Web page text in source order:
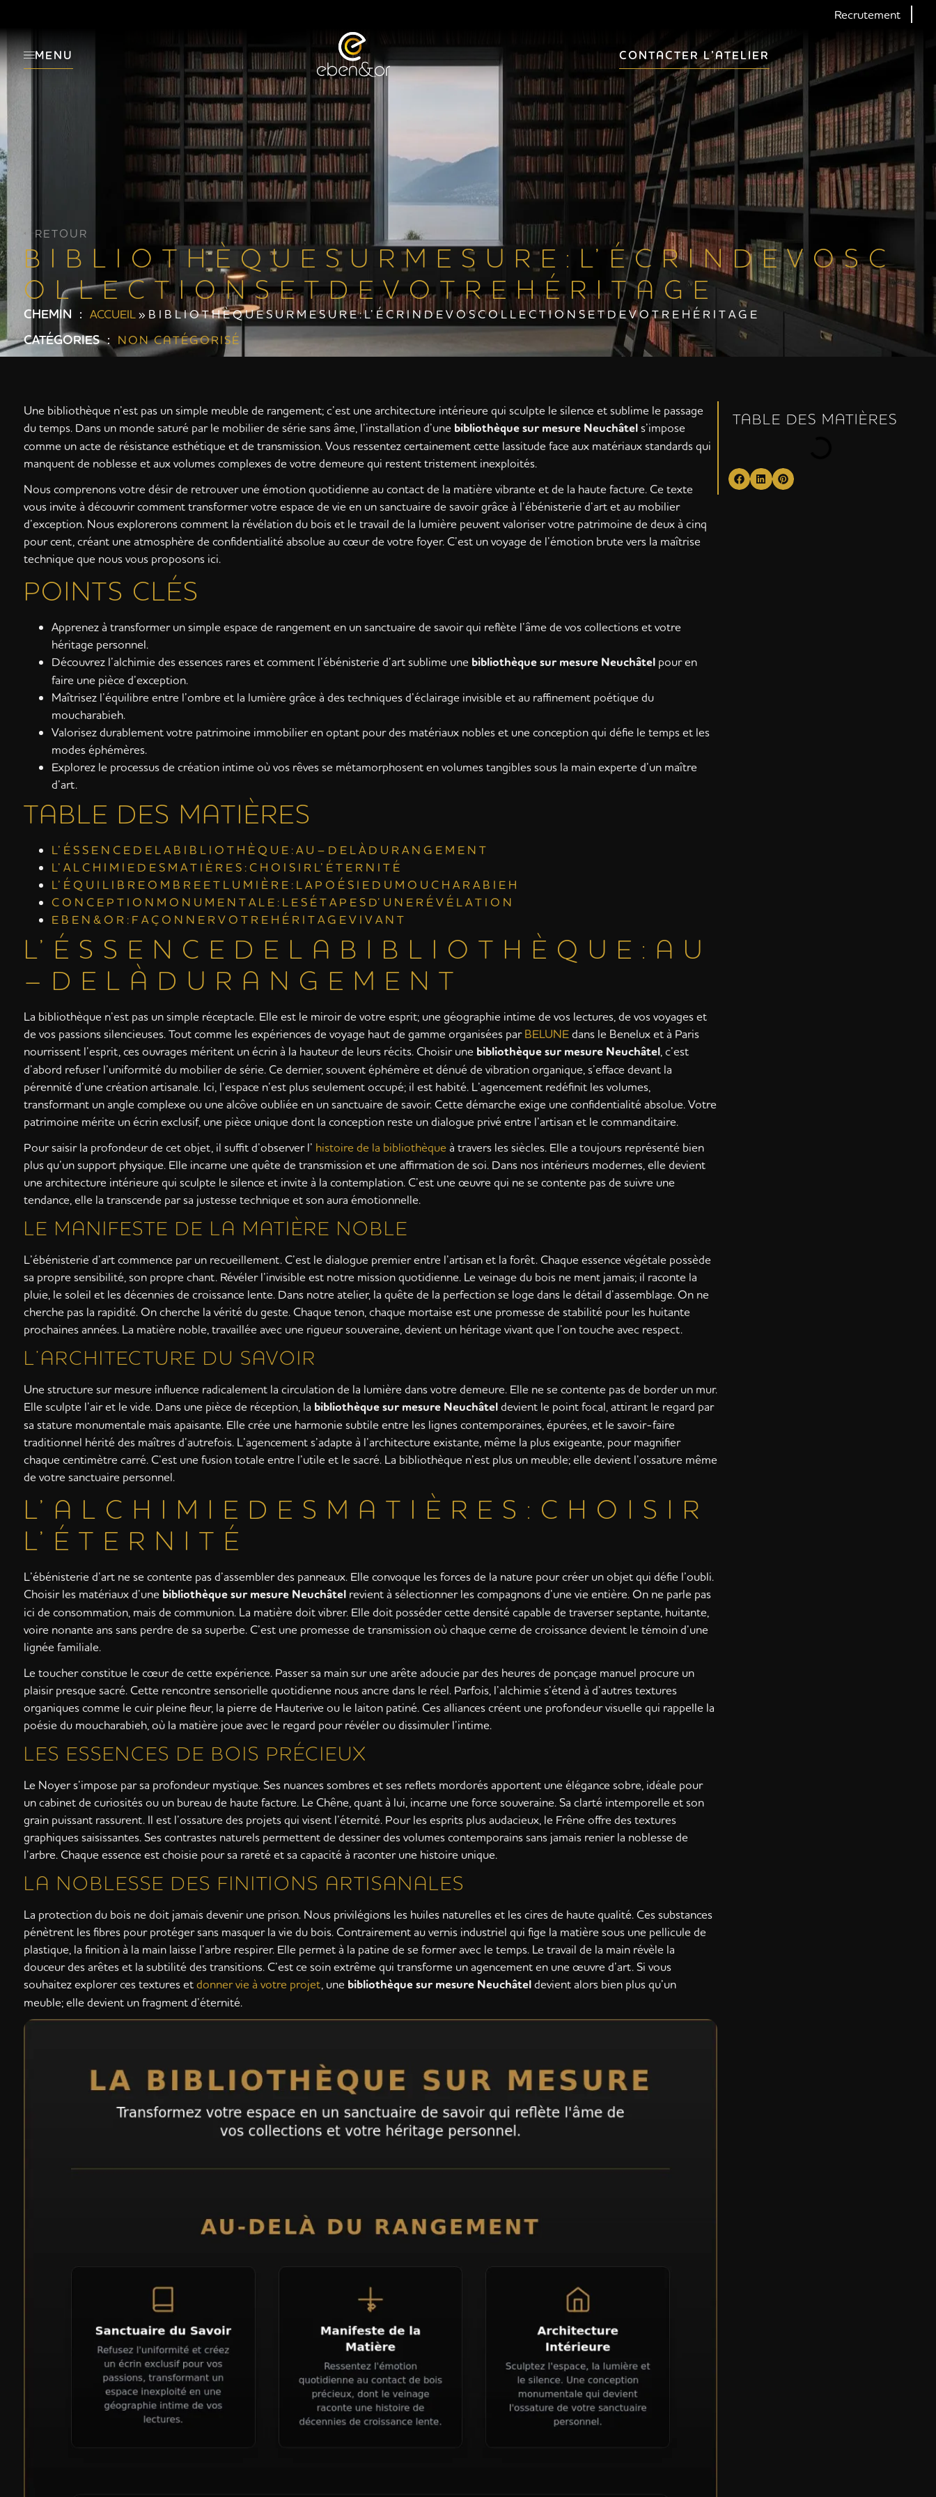
Recrutement
MENU CONTACTER L’ATELIER
RETOUR
B I B L I O T H È Q U E S U R M E S U R E : L’ É C R I N D E V O S C
O L L E C T I O N S E T D E V O T R E H É R I T A G E
CHEMIN : ACCUEIL » B I B L I O T H È Q U E S U R M E S U R E : L’ É C R I N D E V O S C O L L E C T I O N S E T D E V O T R E H É R I T A G E
CATÉGORIES : NON CATÉGORISÉ
Une bibliothèque n’est pas un simple meuble de rangement; c’est une architecture intérieure qui sculpte le silence et sublime le passage
du temps. Dans un monde saturé par le mobilier de série sans âme, l’installation d’une bibliothèque sur mesure Neuchâtels’impose
comme un acte de résistance esthétique et de transmission. Vous ressentez certainement cette lassitude face aux matériaux standards qui
manquent de noblesse et aux volumes complexes de votre demeure qui restent tristement inexploités.
Nous comprenons votre désir de retrouver une émotion quotidienne au contact de la matière vibrante et de la haute facture. Ce texte
vous invite à découvrir comment transformer votre espace de vie en un sanctuaire de savoir grâce à l’ébénisterie d’art et au mobilier
d’exception. Nous explorerons comment la révélation du bois et le travail de la lumière peuvent valoriser votre patrimoine de deux à cinq
pour cent, créant une atmosphère de confidentialité absolue au cœur de votre foyer. C’est un voyage de l’émotion brute vers la maîtrise
technique que nous vous proposons ici.
POINTS CLÉS
Apprenez à transformer un simple espace de rangement en un sanctuaire de savoir qui reflète l’âme de vos collections et votre
héritage personnel.
Découvrez l’alchimie des essences rares et comment l’ébénisterie d’art sublime une bibliothèque sur mesure Neuchâtelpour en
faire une pièce d’exception.
Maîtrisez l’équilibre entre l’ombre et la lumière grâce à des techniques d’éclairage invisible et au raffinement poétique du
moucharabieh.
Valorisez durablement votre patrimoine immobilier en optant pour des matériaux nobles et une conception qui défie le temps et les
modes éphémères.
Explorez le processus de création intime où vos rêves se métamorphosent en volumes tangibles sous la main experte d’un maître
d’art.
TABLE DES MATIÈRES
L’ É S S E N C E D E L A B I B L I O T H È Q U E : A U – D E L À D U R A N G E M E N T
L’ A L C H I M I E D E S M A T I È R E S : C H O I S I R L’ É T E R N I T É
L’ É Q U I L I B R E O M B R E E T L U M I È R E : L A P O É S I E D U M O U C H A R A B I E H
C O N C E P T I O N M O N U M E N T A L E : L E S É T A P E S D’ U N E R É V É L A T I O N
E B E N & O R : F A Ç O N N E R V O T R E H É R I T A G E V I V A N T
L’ É S S E N C E D E L A B I B L I O T H È Q U E : A U
– D E L À D U R A N G E M E N T
La bibliothèque n’est pas un simple réceptacle. Elle est le miroir de votre esprit; une géographie intime de vos lectures, de vos voyages et
de vos passions silencieuses. Tout comme les expériences de voyage haut de gamme organisées parBELUNEdans le Benelux et à Paris
nourrissent l’esprit, ces ouvrages méritent un écrin à la hauteur de leurs récits. Choisir une bibliothèque sur mesure Neuchâtel, c’est
d’abord refuser l’uniformité du mobilier de série. Ce dernier, souvent éphémère et dénué de vibration organique, s’efface devant la
pérennité d’une création artisanale. Ici, l’espace n’est plus seulement occupé; il est habité. L’agencement redéfinit les volumes,
transformant un angle complexe ou une alcôve oubliée en un sanctuaire de savoir. Cette démarche exige une confidentialité absolue. Votre
patrimoine mérite un écrin exclusif, une pièce unique dont la conception reste un dialogue privé entre l’artisan et le commanditaire.
Pour saisir la profondeur de cet objet, il suffit d’observer l’ histoire de la bibliothèque à travers les siècles. Elle a toujours représenté bien
plus qu’un support physique. Elle incarne une quête de transmission et une affirmation de soi. Dans nos intérieurs modernes, elle devient
une architecture intérieure qui sculpte le silence et invite à la contemplation. C’est une œuvre qui ne se contente pas de suivre une
tendance, elle la transcende par sa justesse technique et son aura émotionnelle.
LE MANIFESTE DE LA MATIÈRE NOBLE
L’ébénisterie d’art commence par un recueillement. C’est le dialogue premier entre l’artisan et la forêt. Chaque essence végétale possède
sa propre sensibilité, son propre chant. Révéler l’invisible est notre mission quotidienne. Le veinage du bois ne ment jamais; il raconte la
pluie, le soleil et les décennies de croissance lente. Dans notre atelier, la quête de la perfection se loge dans le détail d’assemblage. On ne
cherche pas la rapidité. On cherche la vérité du geste. Chaque tenon, chaque mortaise est une promesse de stabilité pour les huitante
prochaines années. La matière noble, travaillée avec une rigueur souveraine, devient un héritage vivant que l’on touche avec respect.
L’ARCHITECTURE DU SAVOIR
Une structure sur mesure influence radicalement la circulation de la lumière dans votre demeure. Elle ne se contente pas de border un mur.
Elle sculpte l’air et le vide. Dans une pièce de réception, la bibliothèque sur mesure Neuchâteldevient le point focal, attirant le regard par
sa stature monumentale mais apaisante. Elle crée une harmonie subtile entre les lignes contemporaines, épurées, et le savoir-faire
traditionnel hérité des maîtres d’autrefois. L’agencement s’adapte à l’architecture existante, même la plus exigeante, pour magnifier
chaque centimètre carré. C’est une fusion totale entre l’utile et le sacré. La bibliothèque n’est plus un meuble; elle devient l’ossature même
de votre sanctuaire personnel.
L’ A L C H I M I E D E S M A T I È R E S : C H O I S I R
L’ É T E R N I T É
L’ébénisterie d’art ne se contente pas d’assembler des panneaux. Elle convoque les forces de la nature pour créer un objet qui défie l’oubli.
Choisir les matériaux d’une bibliothèque sur mesure Neuchâtelrevient à sélectionner les compagnons d’une vie entière. On ne parle pas
ici de consommation, mais de communion. La matière doit vibrer. Elle doit posséder cette densité capable de traverser septante, huitante,
voire nonante ans sans perdre de sa superbe. C’est une promesse de transmission où chaque cerne de croissance devient le témoin d’une
lignée familiale.
Le toucher constitue le cœur de cette expérience. Passer sa main sur une arête adoucie par des heures de ponçage manuel procure un
plaisir presque sacré. Cette rencontre sensorielle quotidienne nous ancre dans le réel. Parfois, l’alchimie s’étend à d’autres textures
organiques comme le cuir pleine fleur, la pierre de Hauterive ou le laiton patiné. Ces alliances créent une profondeur visuelle qui rappelle la
poésie du moucharabieh, où la matière joue avec le regard pour révéler ou dissimuler l’intime.
LES ESSENCES DE BOIS PRÉCIEUX
Le Noyer s’impose par sa profondeur mystique. Ses nuances sombres et ses reflets mordorés apportent une élégance sobre, idéale pour
un cabinet de curiosités ou un bureau de haute facture. Le Chêne, quant à lui, incarne une force souveraine. Sa clarté intemporelle et son
grain puissant rassurent. Il est l’ossature des projets qui visent l’éternité. Pour les esprits plus audacieux, le Frêne offre des textures
graphiques saisissantes. Ses contrastes naturels permettent de dessiner des volumes contemporains sans jamais renier la noblesse de
l’arbre. Chaque essence est choisie pour sa rareté et sa capacité à raconter une histoire unique.
LA NOBLESSE DES FINITIONS ARTISANALES
La protection du bois ne doit jamais devenir une prison. Nous privilégions les huiles naturelles et les cires de haute qualité. Ces substances
pénètrent les fibres pour protéger sans masquer la vie du bois. Contrairement au vernis industriel qui fige la matière sous une pellicule de
plastique, la finition à la main laisse l’arbre respirer. Elle permet à la patine de se former avec le temps. Le travail de la main révèle la
douceur des arêtes et la subtilité des transitions. C’est ce soin extrême qui transforme un agencement en une œuvre d’art. Si vous
souhaitez explorer ces textures etdonner vie à votre projet , une bibliothèque sur mesure Neuchâteldevient alors bien plus qu’un
meuble; elle devient un fragment d’éternité.
TABLE DES MATIÈRES